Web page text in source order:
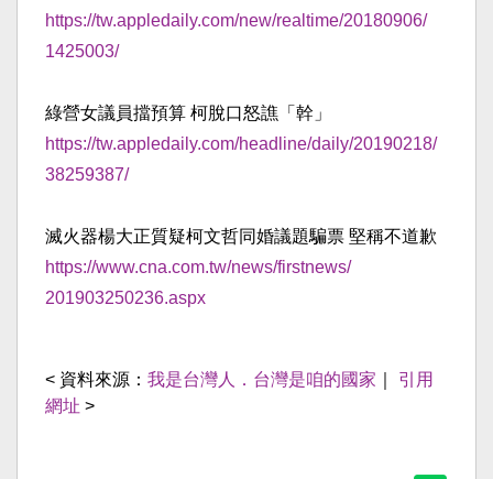
https://tw.appledaily.com/new/realtime/20180906/
1425003/
綠營女議員擋預算 柯脫口怒譙「幹」
https://tw.appledaily.com/headline/daily/20190218/
38259387/
滅火器楊大正質疑柯文哲同婚議題騙票 堅稱不道歉
https://www.cna.com.tw/news/firstnews/
201903250236.aspx
< 資料來源： 我是台灣人．台灣是咱的國家
引用
網址 >